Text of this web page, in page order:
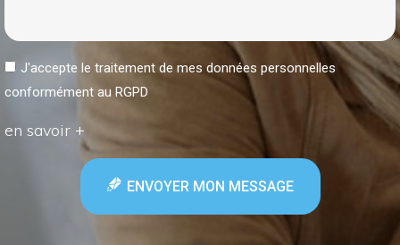
J'accepte le traitement de mes données personnelles
conformément au RGPD
en savoir +
ENVOYER MON MESSAGE